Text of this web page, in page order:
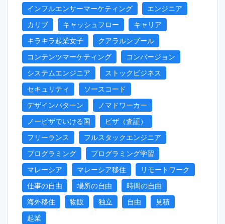
インフルエンサーマーケティング
エンジニア
カリブ
キャッシュフロー
キャリア
キラキラ起業女子
クアラルンプール
コンテンツマーケティング
コンバージョン
システムエンジニア
ストックビジネス
セキュリティ
ソースコード
デザインパターン
ノマドワーカー
ノービザでいける国
ビザ（査証）
フリーランス
フルスタックエンジニア
プログラミング
プログラミング学習
マレーシア
マレーシア移住
リモートワーク
仕事の自由
場所の自由
時間の自由
海外移住
物販 独立 自由
見積
起業